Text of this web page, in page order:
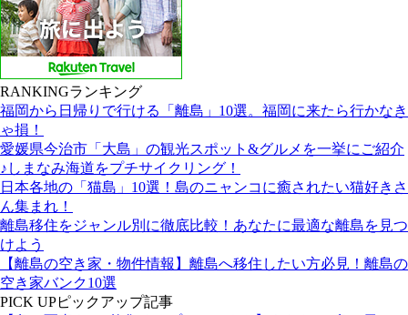
RANKINGランキング
福岡から日帰りで行ける「離島」10選。福岡に来たら行かなき
ゃ損！
愛媛県今治市「大島」の観光スポット&グルメを一挙にご紹介
♪しまなみ海道をプチサイクリング！
日本各地の「猫島」10選！島のニャンコに癒されたい猫好きさ
ん集まれ！
離島移住をジャンル別に徹底比較！あなたに最適な離島を見つ
けよう
【離島の空き家・物件情報】離島へ移住したい方必見！離島の
空き家バンク10選
PICK UPピックアップ記事